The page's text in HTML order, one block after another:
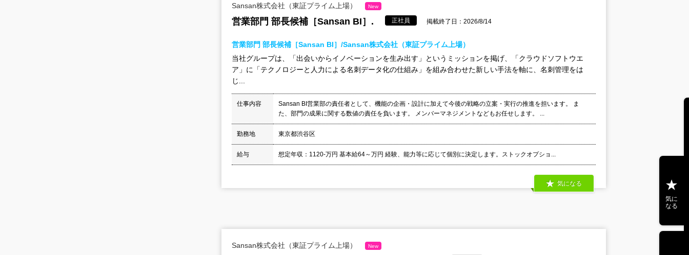
Sansan株式会社（東証プライム上場） New
営業部門 部長候補［Sansan BI］. 正社員 掲載終了日：2026/8/14
営業部門 部長候補［Sansan BI］/Sansan株式会社（東証プライム上場）
当社グループは、「出会いからイノベーションを生み出す」というミッションを掲げ、「クラウドソフトウエ
ア」に「テクノロジーと人力による名刺データ化の仕組み」を組み合わせた新しい手法を軸に、名刺管理をは
じ...
仕事内容
Sansan BI営業部の責任者として、機能の企画・設計に加えて今後の戦略の立案・実行の推進を担います。 ま
た、部門の成果に関する数値の責任を負います。 メンバーマネジメントなどもお任せします。 ...
勤務地 東京都渋谷区
給与 想定年収：1120-万円 基本給64～万円 経験、能力等に応じて個別に決定します。ストックオプショ...
気になる
Sansan株式会社（東証プライム上場） New
気に
なる